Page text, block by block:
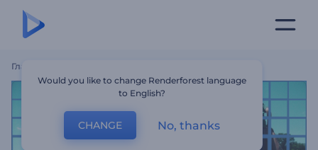
Главная
Would you like to change Renderforest language
to English?
CHANGE No, thanks